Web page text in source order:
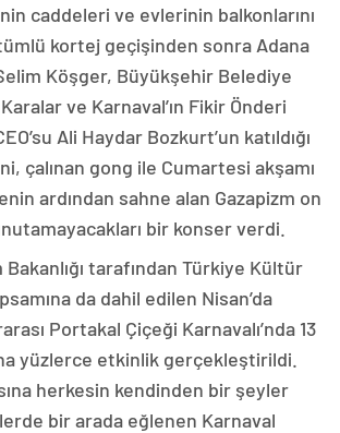
caddeleri ve evlerinin balkonlarını
kortej geçişinden sonra Adana
Köşger, Büyükşehir Belediye
ve Karnaval’ın Fikir Önderi
Ali Haydar Bozkurt’un katıldığı
çalınan gong ile Cumartesi akşamı
ardından sahne alan Gazapizm on
bir konser verdi.
tarafından Türkiye Kültür
da dahil edilen Nisan’da
Portakal Çiçeği Karnavalı’nda 13
yüzlerce etkinlik gerçekleştirildi.
herkesin kendinden bir şeyler
bir arada eğlenen Karnaval